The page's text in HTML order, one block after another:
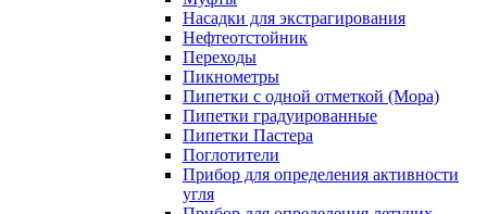
Насадки для экстрагирования
Нефтеотстойник
Переходы
Пикнометры
Пипетки с одной отметкой (Мора)
Пипетки градуированные
Пипетки Пастера
Поглотители
Прибор для определения активности
угля